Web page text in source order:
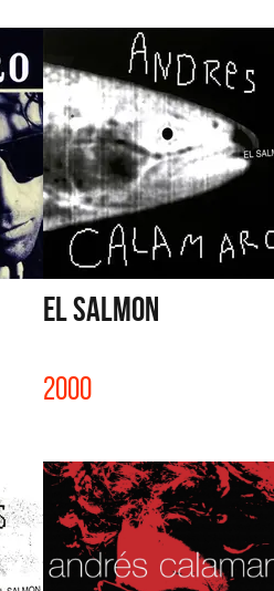
EL SALMON
2000